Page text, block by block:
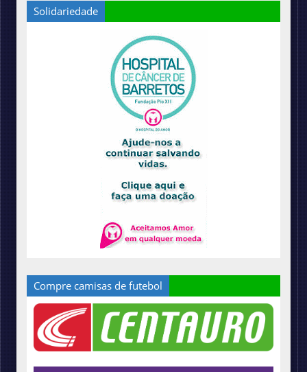
Solidariedade
Compre camisas de futebol